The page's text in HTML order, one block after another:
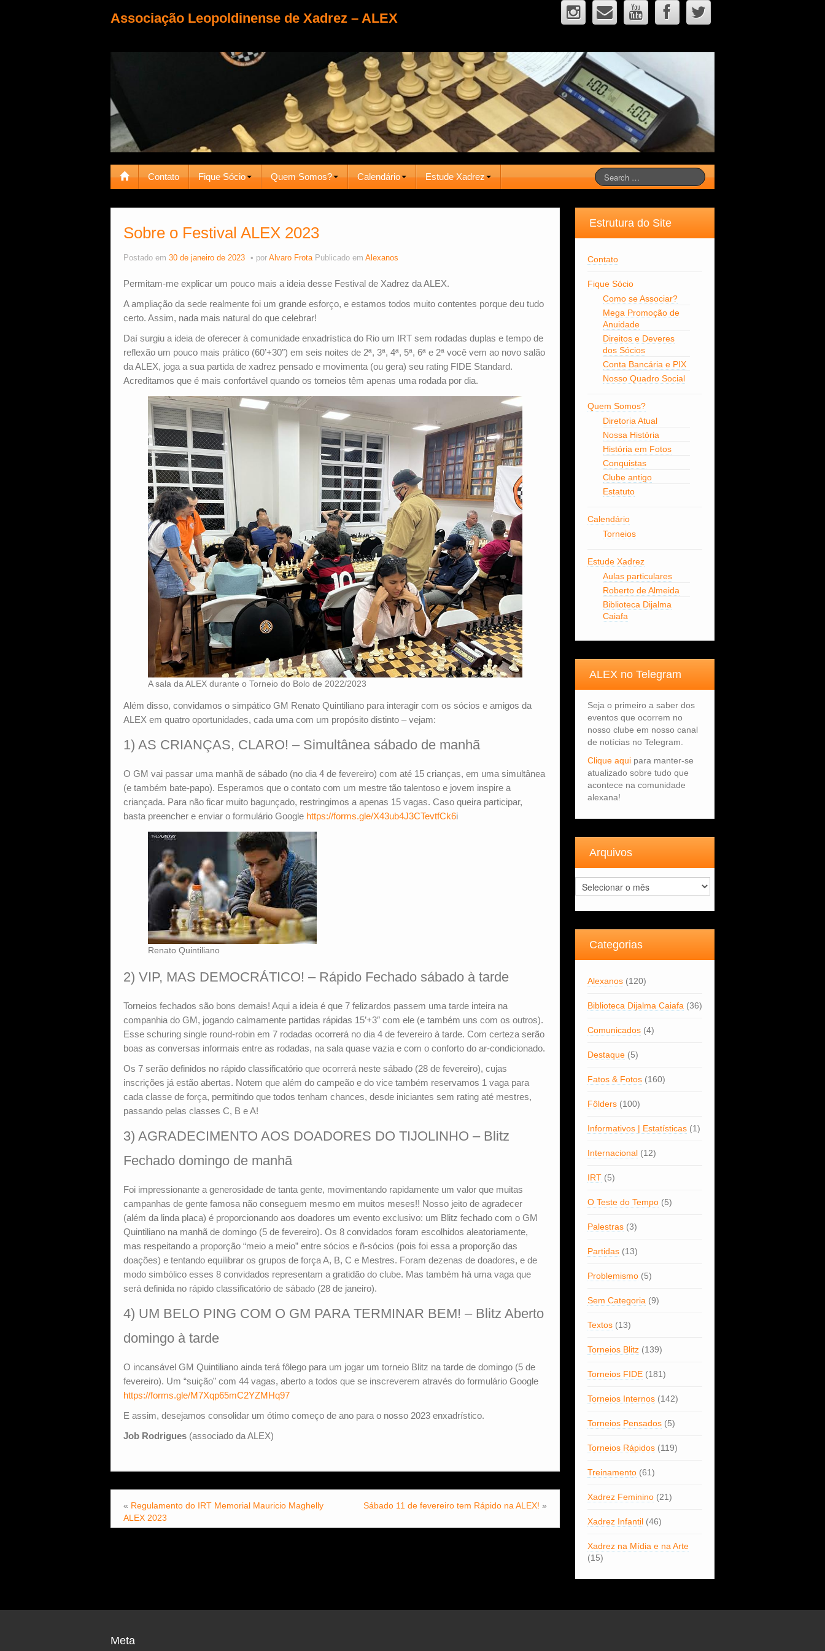
Associação Leopoldinense de Xadrez – ALEX
Contato Fique Sócio Quem Somos? Calendário Estude Xadrez
Sobre o Festival ALEX 2023
Postado em 30 de janeiro de 2023 por Alvaro Frota Publicado em Alexanos
Permitam-me explicar um pouco mais a ideia desse Festival de Xadrez da ALEX.
A ampliação da sede realmente foi um grande esforço, e estamos todos muito contentes porque deu tudo
certo. Assim, nada mais natural do que celebrar!
Daí surgiu a ideia de oferecer à comunidade enxadrística do Rio um IRT sem rodadas duplas e tempo de
reflexão um pouco mais prático (60’+30″) em seis noites de 2ª, 3ª, 4ª, 5ª, 6ª e 2ª você vem ao novo salão
da ALEX, joga a sua partida de xadrez pensado e movimenta (ou gera) seu rating FIDE Standard.
Acreditamos que é mais confortável quando os torneios têm apenas uma rodada por dia.
A sala da ALEX durante o Torneio do Bolo de 2022/2023
Além disso, convidamos o simpático GM Renato Quintiliano para interagir com os sócios e amigos da
ALEX em quatro oportunidades, cada uma com um propósito distinto – vejam:
1) AS CRIANÇAS, CLARO! – Simultânea sábado de manhã
O GM vai passar uma manhã de sábado (no dia 4 de fevereiro) com até 15 crianças, em uma simultânea
(e também bate-papo). Esperamos que o contato com um mestre tão talentoso e jovem inspire a
criançada. Para não ficar muito bagunçado, restringimos a apenas 15 vagas. Caso queira participar,
basta preencher e enviar o formulário Google https://forms.gle/X43ub4J3CTevtfCk6i
Renato Quintiliano
2) VIP, MAS DEMOCRÁTICO! – Rápido Fechado sábado à tarde
Torneios fechados são bons demais! Aqui a ideia é que 7 felizardos passem uma tarde inteira na
companhia do GM, jogando calmamente partidas rápidas 15’+3″ com ele (e também uns com os outros).
Esse schuring single round-robin em 7 rodadas ocorrerá no dia 4 de fevereiro à tarde. Com certeza serão
boas as conversas informais entre as rodadas, na sala quase vazia e com o conforto do ar-condicionado.
Os 7 serão definidos no rápido classificatório que ocorrerá neste sábado (28 de fevereiro), cujas
inscrições já estão abertas. Notem que além do campeão e do vice também reservamos 1 vaga para
cada classe de força, permitindo que todos tenham chances, desde iniciantes sem rating até mestres,
passando pelas classes C, B e A!
3) AGRADECIMENTO AOS DOADORES DO TIJOLINHO – Blitz
Fechado domingo de manhã
Foi impressionante a generosidade de tanta gente, movimentando rapidamente um valor que muitas
campanhas de gente famosa não conseguem mesmo em muitos meses!! Nosso jeito de agradecer
(além da linda placa) é proporcionando aos doadores um evento exclusivo: um Blitz fechado com o GM
Quintiliano na manhã de domingo (5 de fevereiro). Os 8 convidados foram escolhidos aleatoriamente,
mas respeitando a proporção “meio a meio” entre sócios e ñ-sócios (pois foi essa a proporção das
doações) e tentando equilibrar os grupos de força A, B, C e Mestres. Foram dezenas de doadores, e de
modo simbólico esses 8 convidados representam a gratidão do clube. Mas também há uma vaga que
será definida no rápido classificatório de sábado (28 de janeiro).
4) UM BELO PING COM O GM PARA TERMINAR BEM! – Blitz Aberto
domingo à tarde
O incansável GM Quintiliano ainda terá fôlego para um jogar um torneio Blitz na tarde de domingo (5 de
fevereiro). Um “suição” com 44 vagas, aberto a todos que se inscreverem através do formulário Google
https://forms.gle/M7Xqp65mC2YZMHq97
E assim, desejamos consolidar um ótimo começo de ano para o nosso 2023 enxadrístico.
Job Rodrigues (associado da ALEX)
« Regulamento do IRT Memorial Mauricio Maghelly
ALEX 2023
Sábado 11 de fevereiro tem Rápido na ALEX! »
Estrutura do Site
Contato
Fique Sócio
Como se Associar?
Mega Promoção de
Anuidade
Direitos e Deveres
dos Sócios
Conta Bancária e PIX
Nosso Quadro Social
Quem Somos?
Diretoria Atual
Nossa História
História em Fotos
Conquistas
Clube antigo
Estatuto
Calendário
Torneios
Estude Xadrez
Aulas particulares
Roberto de Almeida
Biblioteca Dijalma
Caiafa
ALEX no Telegram
Seja o primeiro a saber dos
eventos que ocorrem no
nosso clube em nosso canal
de notícias no Telegram.
Clique aquipara manter-se
atualizado sobre tudo que
acontece na comunidade
alexana!
Arquivos
Arquivos
Categorias
Alexanos(120)
Biblioteca Dijalma Caiafa(36)
Comunicados(4)
Destaque(5)
Fatos & Fotos(160)
Fôlders(100)
Informativos | Estatísticas(1)
Internacional(12)
IRT(5)
O Teste do Tempo(5)
Palestras(3)
Partidas(13)
Problemismo(5)
Sem Categoria(9)
Textos(13)
Torneios Blitz(139)
Torneios FIDE(181)
Torneios Internos(142)
Torneios Pensados(5)
Torneios Rápidos(119)
Treinamento(61)
Xadrez Feminino(21)
Xadrez Infantil(46)
Xadrez na Mídia e na Arte
(15)
Meta